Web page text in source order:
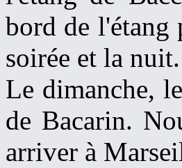
bord de l'étang
soirée et la nuit.
Le dimanche,
de Bacarin.
arriver à